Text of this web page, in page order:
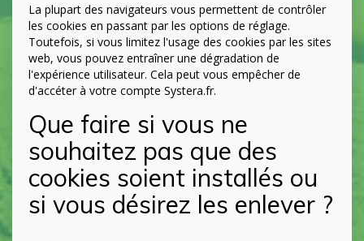
La plupart des navigateurs vous permettent de contrôler
les cookies en passant par les options de réglage.
Toutefois, si vous limitez l'usage des cookies par les sites
web, vous pouvez entraîner une dégradation de
l'expérience utilisateur. Cela peut vous empêcher de
d'accéter à votre compte Systera.fr.
Que faire si vous ne
souhaitez pas que des
cookies soient installés ou
si vous désirez les enlever ?